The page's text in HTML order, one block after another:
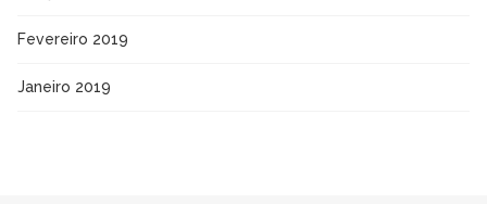
Fevereiro 2019
Janeiro 2019